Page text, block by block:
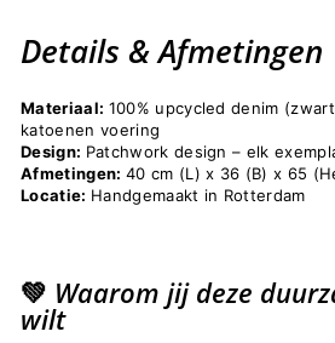
Details & Afmetingen
Materiaal: 100% upcycled denim
katoenen voering
Design: Patchwork design – elk
Afmetingen: 40 cm (L) x 36 (B) x 65
Locatie: Handgemaakt in Rotterdam
💚 Waarom jij deze
wilt